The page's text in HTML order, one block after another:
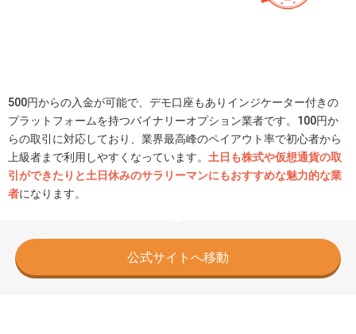
500円からの入金が可能で、デモ口座もありインジケーター付きの
プラットフォームを持つバイナリーオプション業者です。100円か
らの取引に対応しており、業界最高峰のペイアウト率で初心者から
上級者まで利用しやすくなっています。 土日も株式や仮想通貨の取
引ができたりと土日休みのサラリーマンにもおすすめな魅力的な業
者になります。
公式サイトへ移動